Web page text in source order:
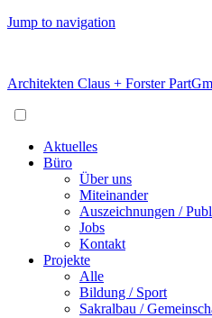
Jump to navigation
Architekten Claus + Forster
Aktuelles
Büro
Über uns
Miteinander
Auszeichnungen /
Jobs
Kontakt
Projekte
Alle
Bildung / Sport
Sakralbau /